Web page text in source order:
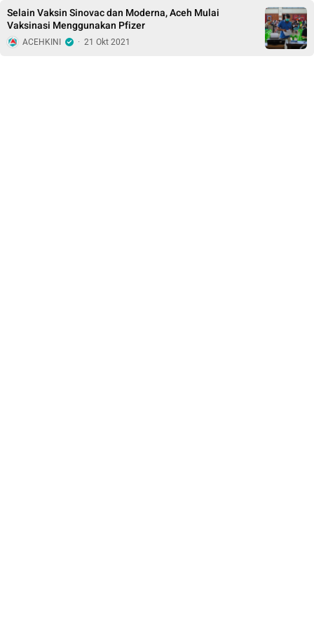
Selain Vaksin Sinovac dan Moderna, Aceh Mulai
Vaksinasi Menggunakan Pfizer
ACEHKINI · 21 Okt 2021